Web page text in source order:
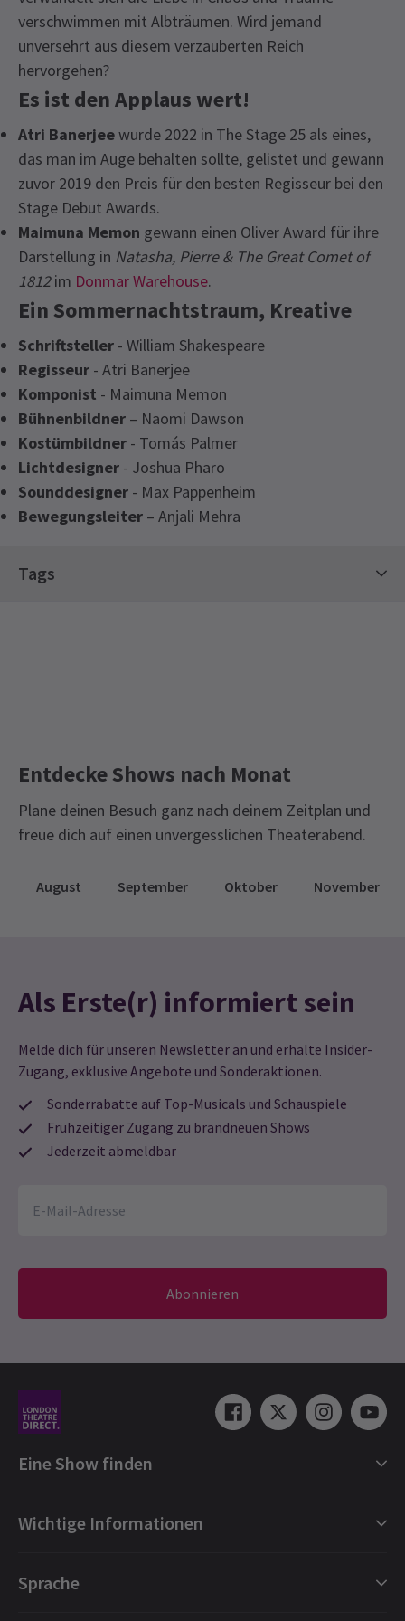
verschwimmen mit Albträumen. Wird jemand
unversehrt aus diesem verzauberten Reich
hervorgehen?
Es ist den Applaus wert!
Atri Banerjeewurde 2022 in The Stage 25 als eines,
das man im Auge behalten sollte, gelistet und gewann
zuvor 2019 den Preis für den besten Regisseur bei den
Stage Debut Awards.
Maimuna Memon gewann einen Oliver Award für ihre
Darstellung in Natasha, Pierre & The Great Comet of
1812im Donmar Warehouse.
Ein Sommernachtstraum, Kreative
Schriftsteller - William Shakespeare
Regisseur - Atri Banerjee
Komponist - Maimuna Memon
Bühnenbildner – Naomi Dawson
Kostümbildner - Tomás Palmer
Lichtdesigner - Joshua Pharo
Sounddesigner - Max Pappenheim
Bewegungsleiter – Anjali Mehra
Tags
Entdecke Shows nach Monat
Plane deinen Besuch ganz nach deinem Zeitplan und
freue dich auf einen unvergesslichen Theaterabend.
August September Oktober November
Als Erste(r) informiert sein
Melde dich für unseren Newsletter an und erhalte Insider-
Zugang, exklusive Angebote und Sonderaktionen.
Sonderrabatte auf Top-Musicals und Schauspiele
Frühzeitiger Zugang zu brandneuen Shows
Jederzeit abmeldbar
Abonnieren
Eine Show finden
London Musicals
London Tanz
Wichtige Informationen
Buchungsschutz
Sprache